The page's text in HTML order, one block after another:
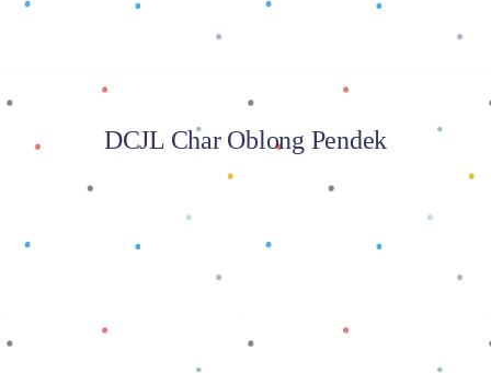
DCJL Char Oblong Pendek
Baca selengkapnya